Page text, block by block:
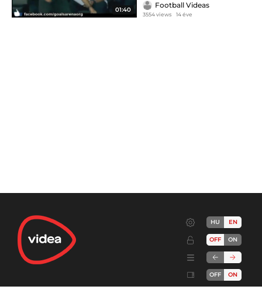
01:40
Football Videas
3554 views 14 éve
HU EN
OFF ON
OFF ON